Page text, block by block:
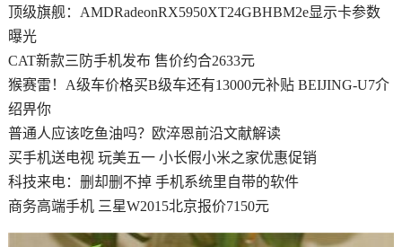
顶级旗舰：AMDRadeonRX5950XT24GBHBM2e显示卡参数
曝光
CAT新款三防手机发布 售价约合2633元
​猴赛雷！A级车价格买B级车还有13000元补贴 BEIJING-U7介
绍畀你
普通人应该吃鱼油吗？欧淬恩前沿文献解读
买手机送电视 玩美五一 小长假小米之家优惠促销
科技来电：删却删不掉 手机系统里自带的软件
商务高端手机 三星W2015北京报价7150元